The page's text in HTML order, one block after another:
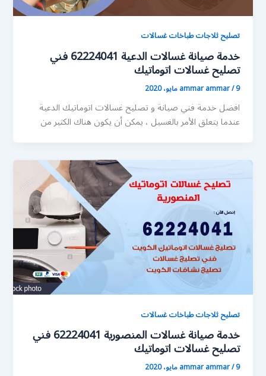
تصليح ثلاجات طباخات غسالات
خدمة صيانة غسالات الدعية 62224041 فني
تصليح غسالات اتوماتيك
ammar ammar/9 مايو، 2020
افضل خدمة فني صيانة و تصليح غسالات اتوماتيك الدعية
عندما يتعلق الأمر بالغسيل ، يمكن أن يكون هناك الكثير من
تصليح ثلاجات طباخات غسالات
خدمة صيانة غسالات المنصورية 62224041 فني
تصليح غسالات اتوماتيك
ammar ammar/9 مايو، 2020